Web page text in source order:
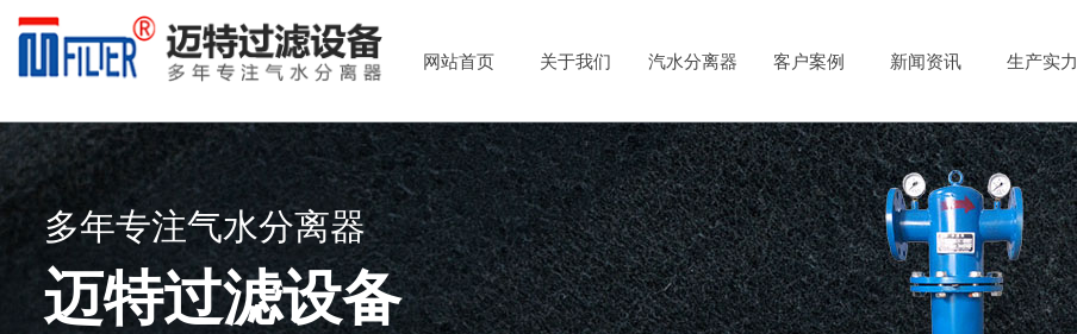
网站首页 关于我们 汽水分离器 客户案例 新闻资讯 生产实力
多年专注气水分离器
迈特过滤设备